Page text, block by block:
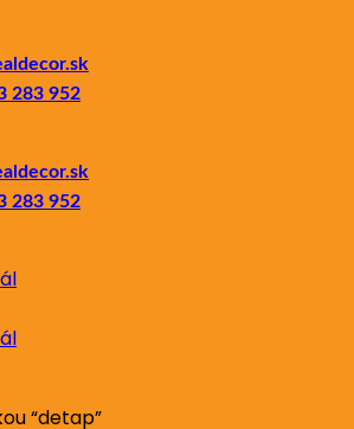
283 952
283 952
“detap”